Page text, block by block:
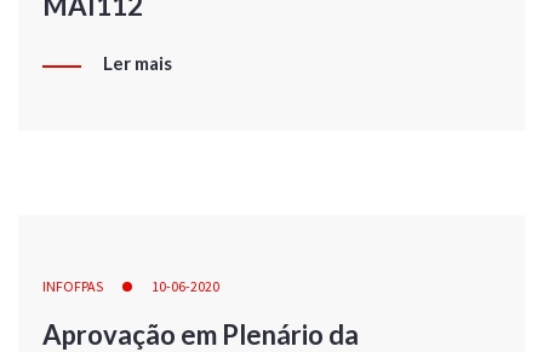
Ler mais
INFOFPAS 10-06-2020
Aprovação em Plenário da